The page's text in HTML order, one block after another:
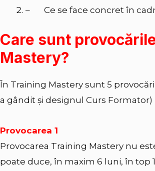
– Ce se face concret în
Care sunt
Mastery?
În Training Mastery sunt 5
a gândit și designul Curs Formator)
Provocarea 1
Provocarea Training Mastery nu
poate duce, în maxim 6 luni, în top